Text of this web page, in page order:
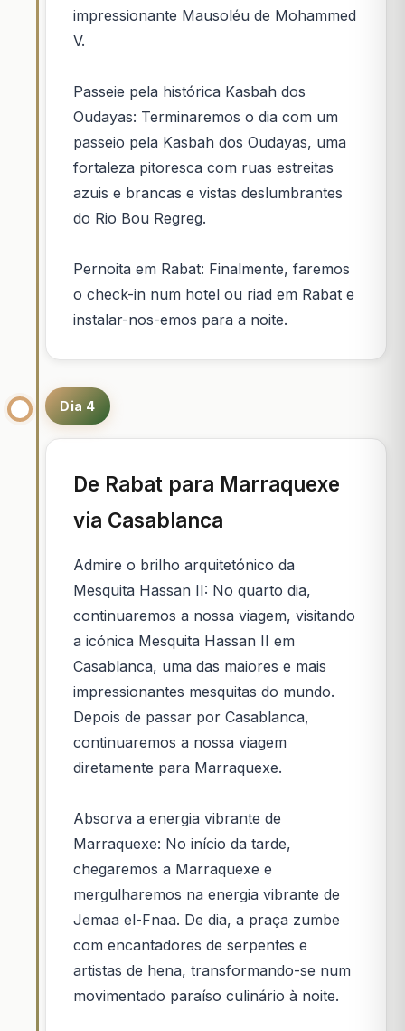
impressionante Mausoléu de Mohammed
V.
Passeie pela histórica Kasbah dos
Oudayas: Terminaremos o dia com um
passeio pela Kasbah dos Oudayas, uma
fortaleza pitoresca com ruas estreitas
azuis e brancas e vistas deslumbrantes
do Rio Bou Regreg.
Pernoita em Rabat: Finalmente, faremos
o check-in num hotel ou riad em Rabat e
instalar-nos-emos para a noite.
Dia 4
De Rabat para Marraquexe
via Casablanca
Admire o brilho arquitetónico da
Mesquita Hassan II: No quarto dia,
continuaremos a nossa viagem, visitando
a icónica Mesquita Hassan II em
Casablanca, uma das maiores e mais
impressionantes mesquitas do mundo.
Depois de passar por Casablanca,
continuaremos a nossa viagem
diretamente para Marraquexe.
Absorva a energia vibrante de
Marraquexe: No início da tarde,
chegaremos a Marraquexe e
mergulharemos na energia vibrante de
Jemaa el-Fnaa. De dia, a praça zumbe
com encantadores de serpentes e
artistas de hena, transformando-se num
movimentado paraíso culinário à noite.